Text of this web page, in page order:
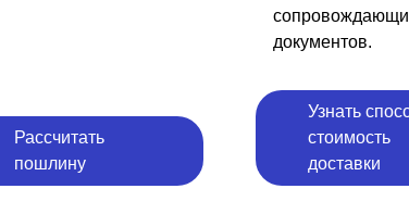
Рассчитать
пошлину
документов.
Узнать
стоимость
доставки